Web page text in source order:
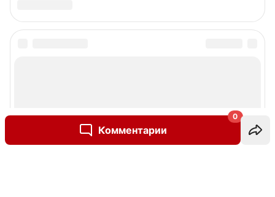
Комментарии
0